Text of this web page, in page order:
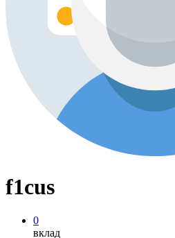
f1cus
0
вклад